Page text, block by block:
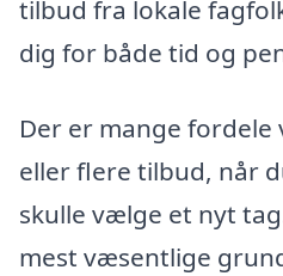
tilbud fra lokale
dig for både tid og
Der er mange
eller flere tilbud, når
skulle vælge et nyt
mest væsentlige